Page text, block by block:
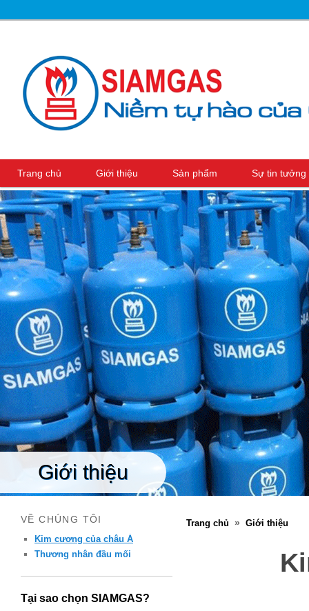
Trang chủ Giới thiệu Sản phẩm Sự tin tưởng
Giới thiệu
VỀ CHÚNG TÔI
Kim cương của châu Á
Thương nhân đầu mối
Tại sao chọn SIAMGAS?
Trang chủ » Giới thiệu